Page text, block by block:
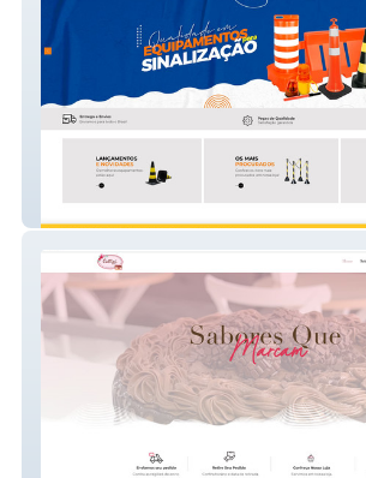
Loja da Sinalização